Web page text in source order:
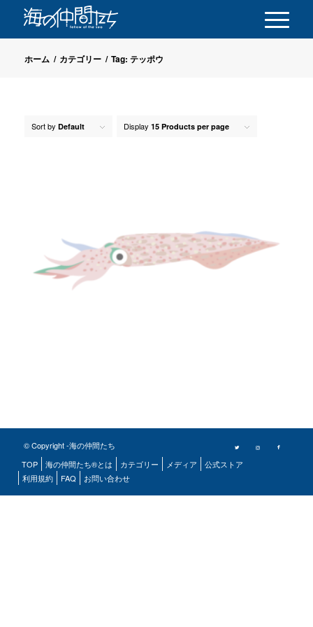
ホーム / カテゴリー / Tag: テッポウ
Sort by Default Display 15 Products per page
© Copyright -海の仲間たち
TOP
海の仲間たち®とは カテゴリー メディア
公式ストア
利用規約
FAQ お問い合わせ